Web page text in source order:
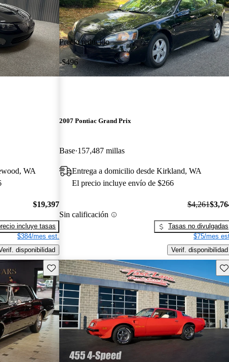
WA
$19,397
incluye tasas
$384/mes est.
disponibilidad
Precio reducido
-$496
2007 Pontiac Grand Prix
Base 157,487 millas
Entrega a domicilio desde Kirkland, WA
El precio incluye envío de $266
Sin calificación
$4,261
Tasas no divulgadas
$75/mes
Verif. disponibilidad
Guarda este Aviso